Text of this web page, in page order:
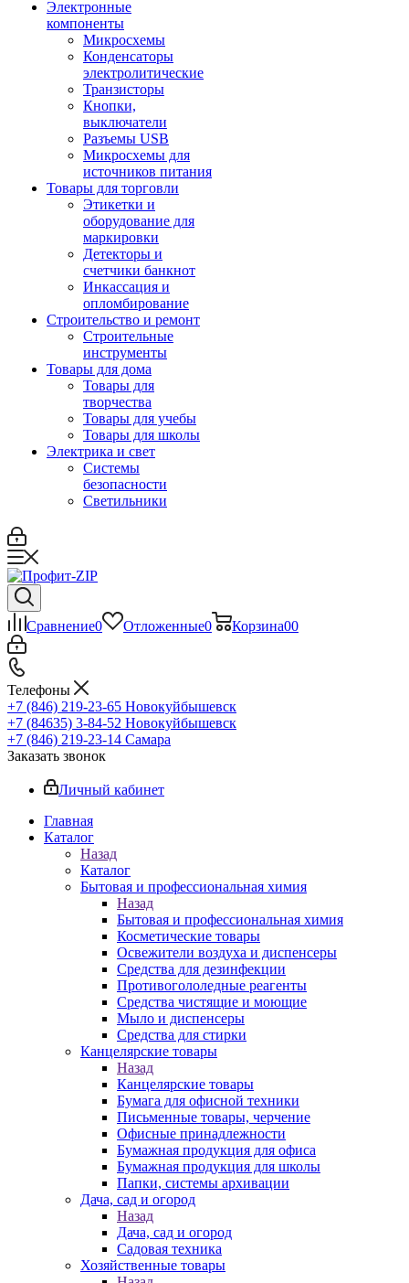
Электронные
компоненты
Микросхемы
Конденсаторы
электролитические
Транзисторы
Кнопки,
выключатели
Разъемы USB
Микросхемы для
источников питания
Товары для торговли
Этикетки и
оборудование для
маркировки
Детекторы и
счетчики банкнот
Инкассация и
опломбирование
Строительство и ремонт
Строительные
инструменты
Товары для дома
Товары для
творчества
Товары для учебы
Товары для школы
Электрика и свет
Системы
безопасности
Светильники
Сравнение0 Отложенные0 Корзина00
Телефоны
+7 (846) 219-23-65 Новокуйбышевск
+7 (84635) 3-84-52 Новокуйбышевск
+7 (846) 219-23-14 Самара
Заказать звонок
Личный кабинет
Главная
Каталог
Назад
Каталог
Бытовая и профессиональная химия
Назад
Бытовая и профессиональная химия
Косметические товары
Освежители воздуха и диспенсеры
Средства для дезинфекции
Противогололедные реагенты
Средства чистящие и моющие
Мыло и диспенсеры
Средства для стирки
Канцелярские товары
Назад
Канцелярские товары
Бумага для офисной техники
Письменные товары, черчение
Офисные принадлежности
Бумажная продукция для офиса
Бумажная продукция для школы
Папки, системы архивации
Дача, сад и огород
Назад
Дача, сад и огород
Садовая техника
Хозяйственные товары